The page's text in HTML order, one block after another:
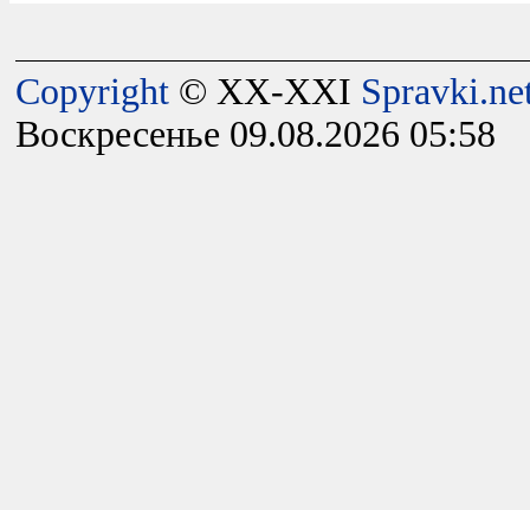
Copyright © XX-XXI
Воскресенье 09.08.2026 05:58